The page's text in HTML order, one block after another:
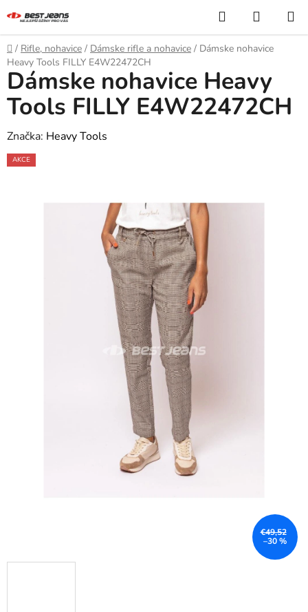
na
obsah
Hľadať
KOŠÍK
Domov
/ Rifle, nohavice / Dámske rifle a nohavice / Dámske nohavice
Heavy Tools FILLY E4W22472CH
Dámske nohavice Heavy
Tools FILLY E4W22472CH
Značka: Heavy Tools
AKCE
€49,52
–30 %